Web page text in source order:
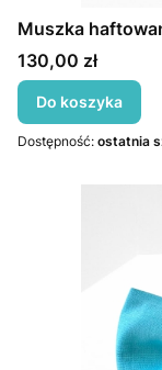
Muszka
Cena
130,00 zł
Do koszyka
Dostępność: ostatnia